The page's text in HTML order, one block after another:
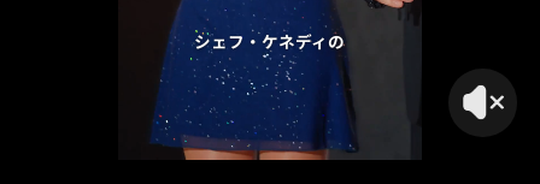
シェフ・ケネディの